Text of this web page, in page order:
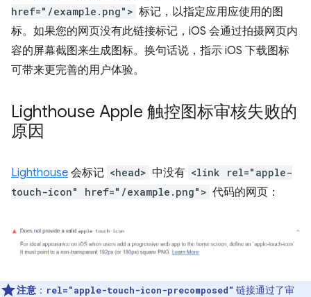
href="/example.png"> 标记，以指定应用应使用的图
标。如果您的网页没有此链接标记，iOS 会通过拍摄网页内
容的屏幕截图来生成图标。换句话说，指示 iOS 下载图标
可带来更完善的用户体验。
Lighthouse Apple 触控图标审核失败的
原因
Lighthouse 会标记 <head> 中没有 <link rel="apple-
touch-icon" href="/example.png"> 代码的网页：
注意 ： rel="apple-touch-icon-precomposed" 链接通过了审